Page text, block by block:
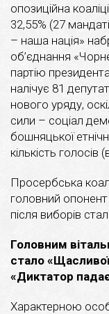
опозиційна
32,55% (27
– наша нація»
об’єднання
партію
налічує 81
нового уряду,
сили – соціал
бошняцької
кількість голосів
Просербська
головний
після виборів
Головним
стало
«Диктатор
Характерною